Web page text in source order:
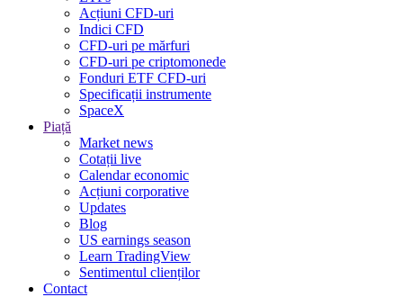
Acțiuni CFD-uri
Indici CFD
CFD-uri pe mărfuri
CFD-uri pe criptomonede
Fonduri ETF CFD-uri
Specificații instrumente
SpaceX
Piață
Market news
Cotații live
Calendar economic
Acțiuni corporative
Updates
Blog
US earnings season
Learn TradingView
Sentimentul clienților
Contact